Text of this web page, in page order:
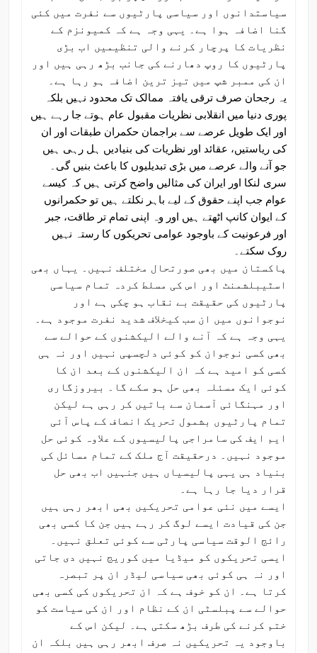
سیاستدانوں اور سیاسی پارٹیوں سے نفرت میں کئی
گنا اضافہ ہوا ہے۔ یہی وجہ ہے کہ کمیونزم کے
نظریات کا پرچار کرنے والی تنظیمیں اب بڑی
پارٹیوں کا روپ دھارنے کی جانب بڑھ رہی ہیں اور
ان کی ممبر شپ میں تیز ترین اضافہ ہو رہا ہے۔
یہ رجحان صرف ترقی یافتہ ممالک تک محدود نہیں بلکہ
پوری دنیا میں انقلابی نظریات مقبول عام ہوتے جا رہے ہیں
اور ایک طویل عرصے سے براجمان حکمران طبقات اور ان
کی ریاستیں، عقائد اور نظریات کی بنیادیں ہل رہی ہیں
جو آنے والے عرصے میں بڑی تبدیلیوں کا باعث بنیں گی۔
سری لنکا اور ایران کی مثالیں واضح کرتی ہیں کہ کیسے
عوام جب اپنے حقوق کے لیے باہر نکلتے ہیں تو حکمرانوں
کے ایوان کانپ اٹھتے ہیں اور وہ اپنی تمام تر طاقت، جبر
اور فرعونیت کے باوجود عوامی تحریکوں کا رستہ نہیں
روک سکتے۔
پاکستان میں بھی صورتحال مختلف نہیں۔ یہاں بھی
اسٹیبلشمنٹ اور اس کی مسلط کردہ تمام سیاسی
پارٹیوں کی حقیقت بے نقاب ہو چکی ہے اور
نوجوانوں میں ان سب کیخلاف شدید نفرت موجود ہے۔
یہی وجہ ہے کہ آنے والے الیکشنوں کے حوالے سے
بھی کسی نوجوان کو کوئی دلچسپی نہیں اور نہ ہی
کسی کو امید ہے کہ ان الیکشنوں کے بعد ان کا
کوئی ایک مسئلہ بھی حل ہو سکے گا۔ بیروزگاری
اور مہنگائی آسمان سے باتیں کر رہی ہے لیکن
تمام پارٹیوں بشمول تحریک انصاف کے پاس آئی
ایم ایف کی سامراجی پالیسیوں کے علاوہ کوئی حل
موجود نہیں۔ درحقیقت آج ملک کے تمام مسائل کی
بنیاد ہی یہی پالیسیاں ہیں جنہیں اب بھی حل
قرار دیا جا رہا ہے۔
ایسے میں نئی عوامی تحریکیں بھی ابھر رہی ہیں
جن کی قیادت ایسے لوگ کر رہے ہیں جن کا کسی بھی
رائج الوقت سیاسی پارٹی سے کوئی تعلق نہیں۔
ایسی تحریکوں کو میڈیا میں کوریج نہیں دی جاتی
اور نہ ہی کوئی بھی سیاسی لیڈر ان پر تبصرہ
کرتا ہے۔ ان کو خوف ہے کہ ان تحریکوں کی کسی بھی
حوالے سے پبلسٹی ان کے نظام اور ان کی سیاست کو
ختم کرنے کی طرف بڑھ سکتی ہے۔ لیکن اس کے
باوجود یہ تحریکیں نہ صرف ابھر رہی ہیں بلکہ ان